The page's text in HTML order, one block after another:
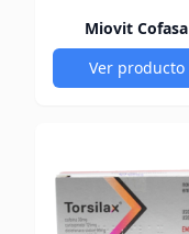
Miovit Cofasa
Ver producto